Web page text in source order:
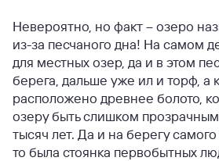
Невероятно, но факт – озеро
из-за песчаного дна! На самом
для местных озер, да и в этом
берега, дальше уже ил и торф, а
расположено древнее болото,
озеру быть слишком
тысяч лет. Да и на берегу
то была стоянка первобытных